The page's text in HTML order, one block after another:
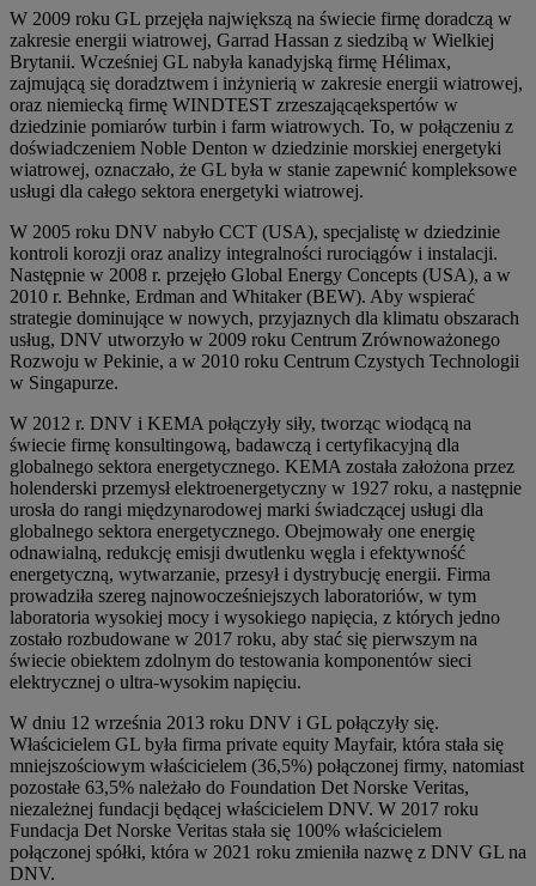
W 2009 roku GL przejęła największą na świecie firmę doradczą w
zakresie energii wiatrowej, Garrad Hassan z siedzibą w Wielkiej
Brytanii. Wcześniej GL nabyła kanadyjską firmę Hélimax,
zajmującą się doradztwem i inżynierią w zakresie energii wiatrowej,
oraz niemiecką firmę WINDTEST zrzeszającąekspertów w
dziedzinie pomiarów turbin i farm wiatrowych. To, w połączeniu z
doświadczeniem Noble Denton w dziedzinie morskiej energetyki
wiatrowej, oznaczało, że GL była w stanie zapewnić kompleksowe
usługi dla całego sektora energetyki wiatrowej.
W 2005 roku DNV nabyło CCT (USA), specjalistę w dziedzinie
kontroli korozji oraz analizy integralności rurociągów i instalacji.
Następnie w 2008 r. przejęło Global Energy Concepts (USA), a w
2010 r. Behnke, Erdman and Whitaker (BEW). Aby wspierać
strategie dominujące w nowych, przyjaznych dla klimatu obszarach
usług, DNV utworzyło w 2009 roku Centrum Zrównoważonego
Rozwoju w Pekinie, a w 2010 roku Centrum Czystych Technologii
w Singapurze.
W 2012 r. DNV i KEMA połączyły siły, tworząc wiodącą na
świecie firmę konsultingową, badawczą i certyfikacyjną dla
globalnego sektora energetycznego. KEMA została założona przez
holenderski przemysł elektroenergetyczny w 1927 roku, a następnie
urosła do rangi międzynarodowej marki świadczącej usługi dla
globalnego sektora energetycznego. Obejmowały one energię
odnawialną, redukcję emisji dwutlenku węgla i efektywność
energetyczną, wytwarzanie, przesył i dystrybucję energii. Firma
prowadziła szereg najnowocześniejszych laboratoriów, w tym
laboratoria wysokiej mocy i wysokiego napięcia, z których jedno
zostało rozbudowane w 2017 roku, aby stać się pierwszym na
świecie obiektem zdolnym do testowania komponentów sieci
elektrycznej o ultra-wysokim napięciu.
W dniu 12 września 2013 roku DNV i GL połączyły się.
Właścicielem GL była firma private equity Mayfair, która stała się
mniejszościowym właścicielem (36,5%) połączonej firmy, natomiast
pozostałe 63,5% należało do Foundation Det Norske Veritas,
niezależnej fundacji będącej właścicielem DNV. W 2017 roku
Fundacja Det Norske Veritas stała się 100% właścicielem
połączonej spółki, która w 2021 roku zmieniła nazwę z DNV GL na
DNV.